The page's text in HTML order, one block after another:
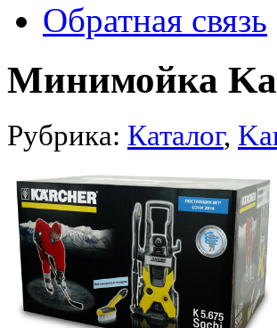
Обратная связь
Минимойка
Рубрика: Каталог,